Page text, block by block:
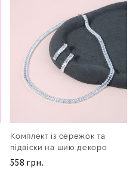
Комплект із сережок та
підвіски на шию декоро
558 грн.